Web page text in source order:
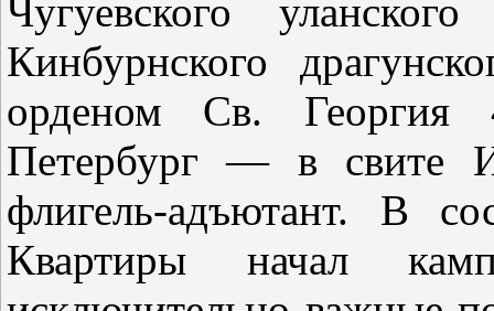
Чугуевского
Кинбурнского
орденом Св.
Петербург — в свите
флигель-адъютант. В
Квартиры начал